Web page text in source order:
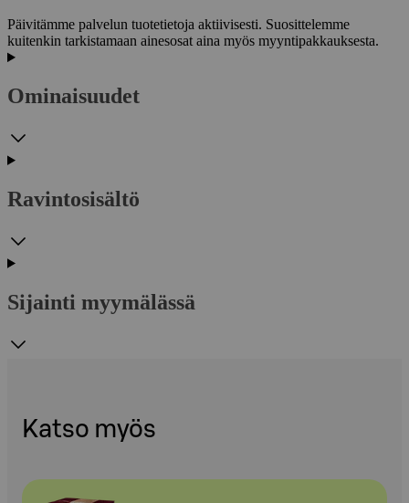
Päivitämme palvelun tuotetietoja aktiivisesti. Suosittelemme
kuitenkin tarkistamaan ainesosat aina myös myyntipakkauksesta.
Ominaisuudet
Ravintosisältö
Sijainti myymälässä
Katso myös